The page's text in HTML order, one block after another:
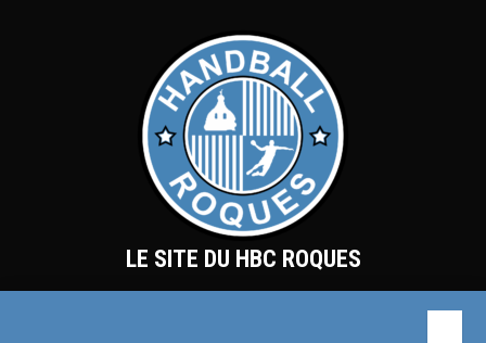
LE SITE DU HBC ROQUES